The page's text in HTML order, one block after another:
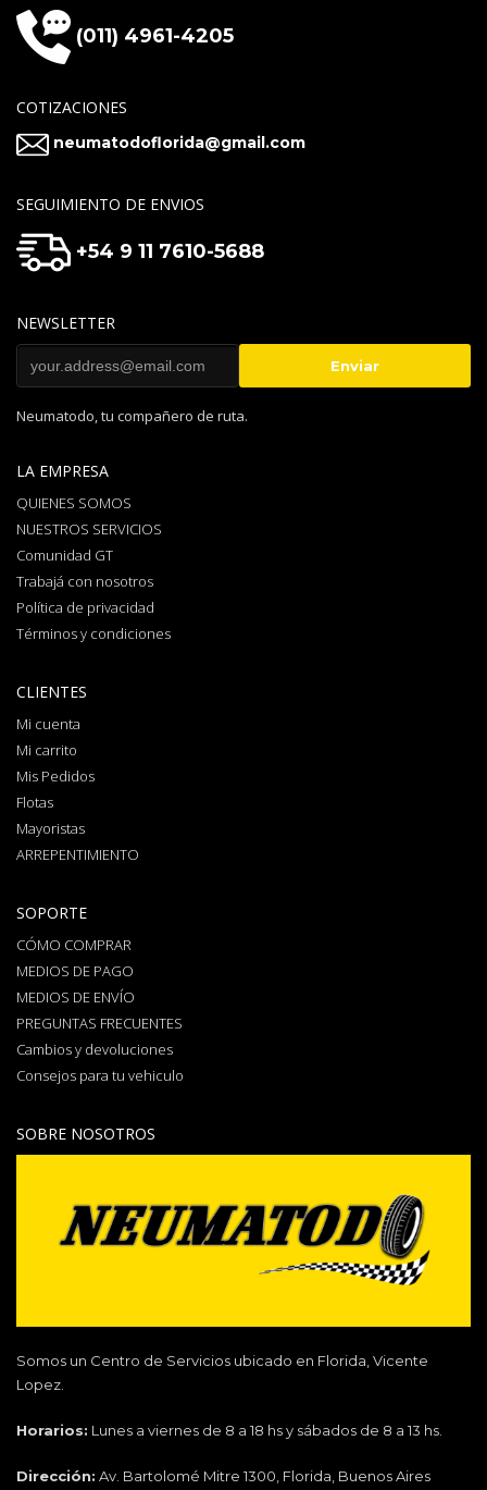
(011) 4961-4205
COTIZACIONES
neumatodoflorida@gmail.com
SEGUIMIENTO DE ENVIOS
+54 9 11 7610-5688
NEWSLETTER
Neumatodo, tu compañero de ruta.
LA EMPRESA
QUIENES SOMOS
NUESTROS SERVICIOS
Comunidad GT
Trabajá con nosotros
Política de privacidad
Términos y condiciones
CLIENTES
Mi cuenta
Mi carrito
Mis Pedidos
Flotas
Mayoristas
ARREPENTIMIENTO
SOPORTE
CÓMO COMPRAR
MEDIOS DE PAGO
MEDIOS DE ENVÍO
PREGUNTAS FRECUENTES
Cambios y devoluciones
Consejos para tu vehiculo
SOBRE NOSOTROS
Somos un Centro de Servicios ubicado en Florida, Vicente
Lopez.
Horarios: Lunes a viernes de 8 a 18 hs y sábados de 8 a 13 hs.
Dirección: Av. Bartolomé Mitre 1300, Florida, Buenos Aires